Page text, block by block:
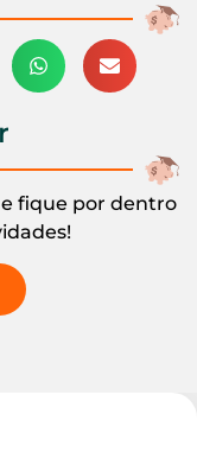
fique por dentro